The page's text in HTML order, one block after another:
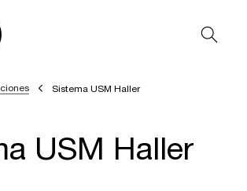
Sistema USM Haller
USM Haller